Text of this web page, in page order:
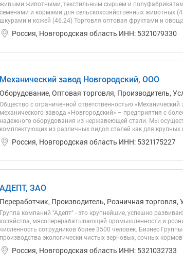
живыми животными, текстильным сырьем и
семенами и кормами для сельскохозяйственных животных
шкурами и кожей (46.24) Торговля оптовая фруктами и
Россия, Новгородская область ИНН: 5321079330
Механический завод Новгородский, ООО
Оборудование, Оптовая торговля, Производитель,
Общество с ограниченной ответственностью
механического завода «Новгородский» – предприятия с
надежного оборудования из нержавеющей стали. Мы
комплектующих из различных видов сталей как для
Россия, Новгородская область ИНН: 5321175227
АДЕПТ, ЗАО
Переработчик, Производитель, Розничная торговля,
Группа компаний "Адепт" - это крупнейшие, успешно
хозяйства, мясоперерабатывающей промышленности и
численность сотрудников более 3500 человек. Бизнес
производства экологически чистых зерновых, сочных
Россия, Новгородская область ИНН: 5321032733